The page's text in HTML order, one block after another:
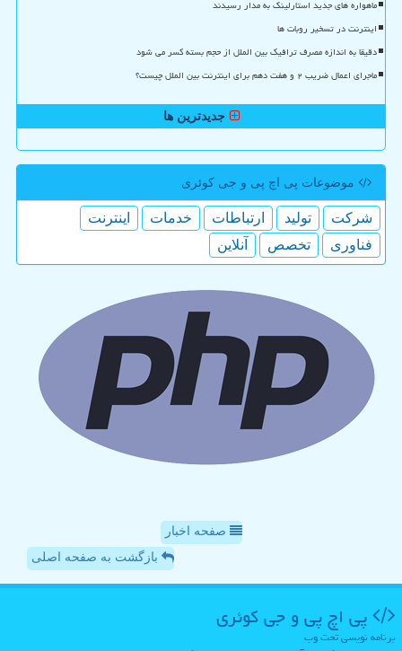
ماهواره های جدید استارلینک به مدار رسیدند
اینترنت در تسخیر روبات ها
دقیقا به اندازه مصرف ترافیک بین الملل از حجم بسته کسر می شود
ماجرای اعمال ضریب ۲ و هفت دهم برای اینترنت بین الملل چیست؟
جدیدترین ها
موضوعات پی اچ پی و جی كوئری
شركت تولید ارتباطات خدمات
اینترنت
فناوری
تخصص آنلاین
صفحه اخبار
بازگشت به صفحه اصلی
پی اچ پی و جی كوئری
برنامه نویسی تحت وب